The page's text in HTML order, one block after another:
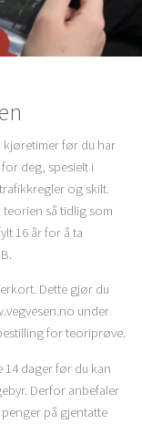
kjøretimer før du har
deg, spesielt i
og skilt.
så tidlig som
16 år for å ta
Dette gjør du
under
for teoriprøve.
14 dager før du kan
Derfor anbefaler
på gjentatte